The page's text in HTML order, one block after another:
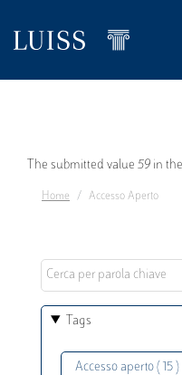
contenuto
Messaggio
di
The submitted value 59 in the
Home Accesso Aperto
Tags
Accesso aperto ( 15 )